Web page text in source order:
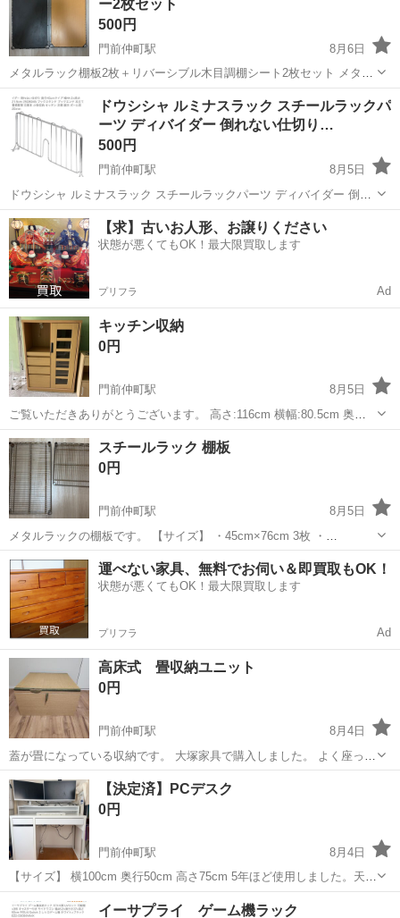
でも大歓...
ー2枚セット
500円
門前仲町駅
8月6日
メタルラック棚板2枚＋リバーシブル木目調棚シート2枚セット メタル
ラック用の棚板2枚と、リバーシブル木目調の棚シート2枚のセットで
す。 【セット内容】 ・メタルラック棚板 ×2枚 ・リバーシブル木目調
東京 江東区 門前仲町駅 収納家具
ドウシシャ ルミナスラック スチールラックパ
ーツ ディバイダー 倒れない仕切り…
500円
門前仲町駅
8月5日
ドウシシャ ルミナスラック スチールラックパーツ ディバイダー 倒れ
ない仕切り 奥行45cmタイプ 幅44.5×高さ21.5cm 25DB045 ブックスタ
ンド ブックエンド 本立て 書類整理 文庫本 小物収納 キッチン 衣...
東京 江東区 門前仲町駅 収納家具 ブックエンド
【求】古いお人形、お譲りください
状態が悪くてもOK！最大限買取します
プリフラ Ad
キッチン収納
0円
門前仲町駅
8月5日
ご覧いただきありがとうございます。 高さ:116cm 横幅:80.5cm 奥行
き:45cm ※コンセントが付いていますか、動作確認はしておりませ
ん。 不要になったため、ガレージに置いてあります。取りにきてい...
東京 江東区 収納家具
スチールラック 棚板
0円
門前仲町駅
8月5日
メタルラックの棚板です。 【サイズ】 ・45cm×76cm 3枚 ・
45cm×45cm 2枚 使用に伴う小傷やサビがありますが、問題なくお使い
いただけます。 収納棚の追加用やDIY、ガレージ・倉庫の整理などに
いかがでし...
東京 江東区 門前仲町駅 収納家具 セット
運べない家具、無料でお伺い＆即買取もOK！
状態が悪くてもOK！最大限買取します
プリフラ Ad
高床式 畳収納ユニット
0円
門前仲町駅
8月4日
蓋が畳になっている収納です。 大塚家具で購入しました。 よく座って
いたため、手前の畳の角がめくれてしまいました。張り替えたら、ま
だ使えそうです。 蓋は痛んでいますが、下はまだ使えそうです。 お使
いいただける方にお譲りしたい...
東京 江東区 門前仲町駅 カーペット/マット/ラグ
【決定済】PCデスク
0円
門前仲町駅
8月4日
【サイズ】 横100cm 奥行50cm 高さ75cm 5年ほど使用しました。天板
にペンの後や木材の部分のひび割れなどよく見ると経年劣化による傷
はところどころに見られますが、がたつきなどもなく、普通に利用で
東京 江東区 門前仲町駅 テーブル
イーサプライ ゲーム機ラック